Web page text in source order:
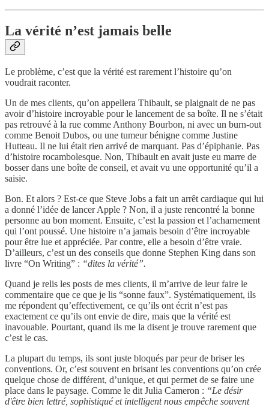
La vérité n’est jamais belle
Le problème, c’est que la vérité est rarement l’histoire qu’on
voudrait raconter.
Un de mes clients, qu’on appellera Thibault, se plaignait de ne pas
avoir d’histoire incroyable pour le lancement de sa boîte. Il ne s’était
pas retrouvé à la rue comme Anthony Bourbon, ni avec un burn-out
comme Benoit Dubos, ou une tumeur bénigne comme Justine
Hutteau. Il ne lui était rien arrivé de marquant. Pas d’épiphanie. Pas
d’histoire rocambolesque. Non, Thibault en avait juste eu marre de
bosser dans une boîte de conseil, et avait vu une opportunité qu’il a
saisie.
Bon. Et alors ? Est-ce que Steve Jobs a fait un arrêt cardiaque qui lui
a donné l’idée de lancer Apple ? Non, il a juste rencontré la bonne
personne au bon moment. Ensuite, c’est la passion et l’acharnement
qui l’ont poussé. Une histoire n’a jamais besoin d’être incroyable
pour être lue et appréciée. Par contre, elle a besoin d’être vraie.
D’ailleurs, c’est un des conseils que donne Stephen King dans son
livre “On Writing” : “dites la vérité”.
Quand je relis les posts de mes clients, il m’arrive de leur faire le
commentaire que ce que je lis “sonne faux”. Systématiquement, ils
me répondent qu’effectivement, ce qu’ils ont écrit n’est pas
exactement ce qu’ils ont envie de dire, mais que la vérité est
inavouable. Pourtant, quand ils me la disent je trouve rarement que
c’est le cas.
La plupart du temps, ils sont juste bloqués par peur de briser les
conventions. Or, c’est souvent en brisant les conventions qu’on crée
quelque chose de différent, d’unique, et qui permet de se faire une
place dans le paysage. Comme le dit Julia Cameron : “Le désir
d'être bien lettré, sophistiqué et intelligent nous empêche souvent